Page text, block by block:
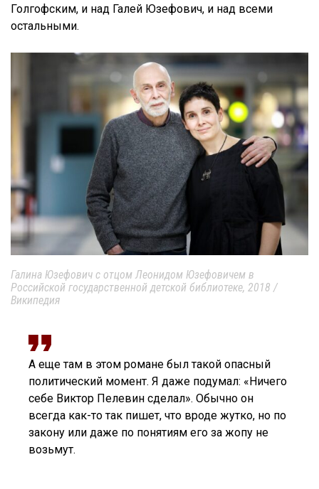
Голгофским, и над Галей Юзефович, и над всеми
остальными.
Галина Юзефович с отцом Леонидом Юзефовичем в
Российской государственной детской библиотеке, 2018 /
Википедия
А еще там в этом романе был такой опасный
политический момент. Я даже подумал: «Ничего
себе Виктор Пелевин сделал». Обычно он
всегда как-то так пишет, что вроде жутко, но по
закону или даже по понятиям его за жопу не
возьмут.